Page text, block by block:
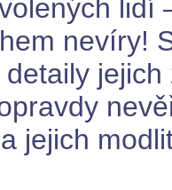
lidí
nevíry!
jejich